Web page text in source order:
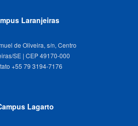
Laranjeiras
de Oliveira, s/n, Centro
SE | CEP 49170-000
Lagarto